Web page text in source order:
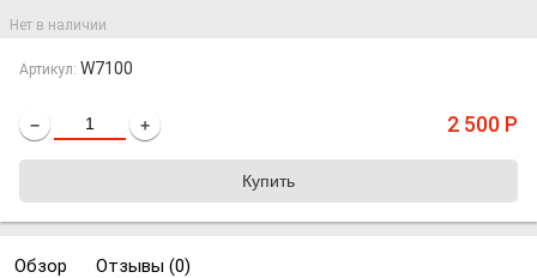
Нет в наличии
Артикул: W7100
− + 2 500 Р
Обзор Отзывы (0)